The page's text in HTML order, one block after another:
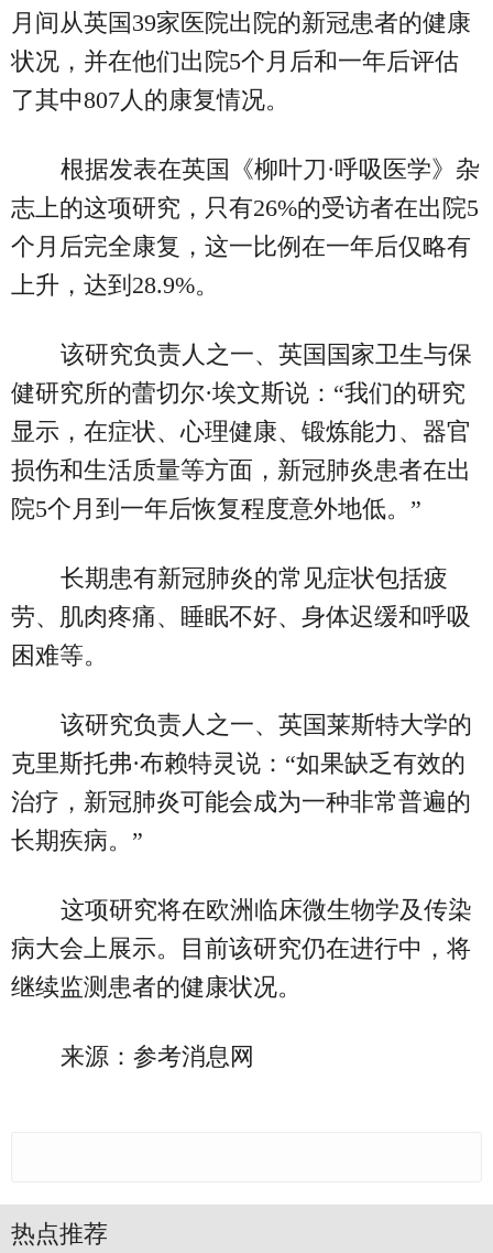
月间从英国39家医院出院的新冠患者的健康
状况，并在他们出院5个月后和一年后评估
了其中807人的康复情况。
根据发表在英国《柳叶刀·呼吸医学》杂
志上的这项研究，只有26%的受访者在出院5
个月后完全康复，这一比例在一年后仅略有
上升，达到28.9%。
该研究负责人之一、英国国家卫生与保
健研究所的蕾切尔·埃文斯说：“我们的研究
显示，在症状、心理健康、锻炼能力、器官
损伤和生活质量等方面，新冠肺炎患者在出
院5个月到一年后恢复程度意外地低。”
长期患有新冠肺炎的常见症状包括疲
劳、肌肉疼痛、睡眠不好、身体迟缓和呼吸
困难等。
该研究负责人之一、英国莱斯特大学的
克里斯托弗·布赖特灵说：“如果缺乏有效的
治疗，新冠肺炎可能会成为一种非常普遍的
长期疾病。”
这项研究将在欧洲临床微生物学及传染
病大会上展示。目前该研究仍在进行中，将
继续监测患者的健康状况。
来源：参考消息网
热点推荐